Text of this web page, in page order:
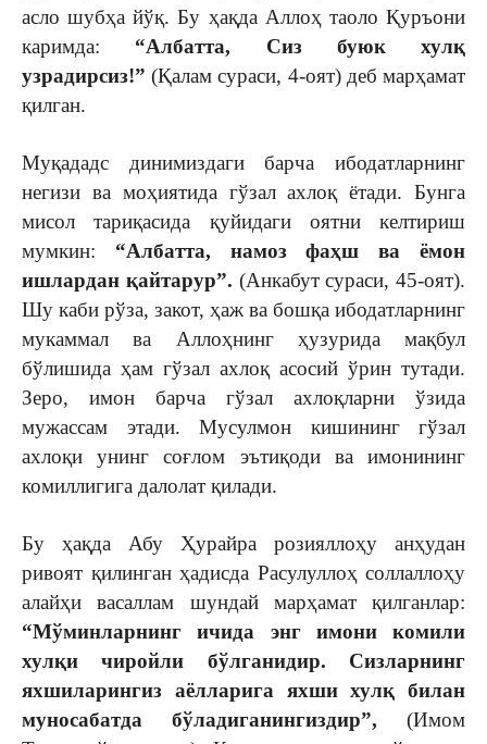
асло шубҳа йўқ. Бу ҳақда Аллоҳ таоло Қуръони
каримда: “Албатта, Сиз буюк хулқ
узрадирсиз!” (Қалам сураси, 4-оят) деб марҳамат
қилган.
Муқададс динимиздаги барча ибодатларнинг
негизи ва моҳиятида гўзал ахлоқ ётади. Бунга
мисол тариқасида қуйидаги оятни келтириш
мумкин: “Албатта, намоз фаҳш ва ёмон
ишлардан қайтарур”. (Анкабут сураси, 45-оят).
Шу каби рўза, закот, ҳаж ва бошқа ибодатларнинг
мукаммал ва Аллоҳнинг ҳузурида мақбул
бўлишида ҳам гўзал ахлоқ асосий ўрин тутади.
Зеро, имон барча гўзал ахлоқларни ўзида
мужассам этади. Мусулмон кишининг гўзал
ахлоқи унинг соғлом эътиқоди ва имонининг
комиллигига далолат қилади.
Бу ҳақда Абу Ҳурайра розияллоҳу анҳудан
ривоят қилинган ҳадисда Расулуллоҳ соллаллоҳу
алайҳи васаллам шундай марҳамат қилганлар:
“Мўминларнинг ичида энг имони комили
хулқи чиройли бўлганидир. Сизларнинг
яхшиларингиз аёлларига яхши хулқ билан
муносабатда бўладиганингиздир”, (Имом